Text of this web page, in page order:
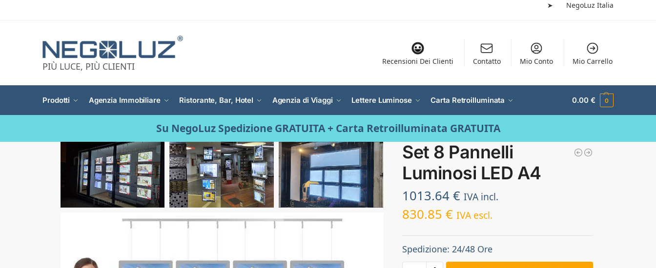
➤ NegoLuz Italia
PIÙ LUCE, PIÙ CLIENTI Recensioni Dei Clienti Contatto Mio Conto Mio Carrello
Prodotti Agenzia Immobiliare Ristorante, Bar, Hotel Agenzia di Viaggi Lettere Luminose Carta Retroilluminata 0.00€ 0
Su NegoLuz Spedizione GRATUITA + Carta Retroilluminata GRATUITA
Set 8 Pannelli
Luminosi LED A4
1013.64€ IVA incl.
830.85€ IVA escl.
Spedizione: 24/48 Ore